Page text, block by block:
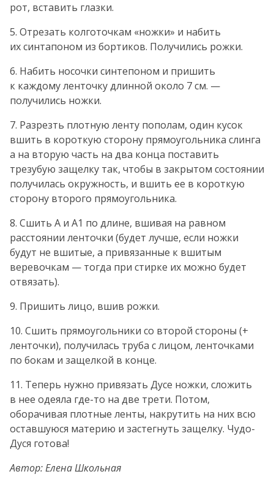
рот, вставить глазки.
5. Отрезать колготочкам «ножки» и набить
их синтапоном из бортиков. Получились рожки.
6. Набить носочки синтепоном и пришить
к каждому ленточку длинной около 7 см. —
получились ножки.
7. Разрезть плотную ленту пополам, один кусок
вшить в короткую сторону прямоугольника слинга
а на вторую часть на два конца поставить
трезубую защелку так, чтобы в закрытом состоянии
получилась окружность, и вшить ее в короткую
сторону второго прямоугольника.
8. Сшить А и А1 по длине, вшивая на равном
расстоянии ленточки (будет лучше, если ножки
будут не вшитые, а привязанные к вшитым
веревочкам — тогда при стирке их можно будет
отвязать).
9. Пришить лицо, вшив рожки.
10. Сшить прямоугольники со второй стороны (+
ленточки), получилась труба с лицом, ленточками
по бокам и защелкой в конце.
11. Теперь нужно привязать Дусе ножки, сложить
в нее одеяла где-то на две трети. Потом,
оборачивая плотные ленты, накрутить на них всю
оставшуюся материю и застегнуть защелку. Чудо-
Дуся готова!
Автор: Елена Школьная